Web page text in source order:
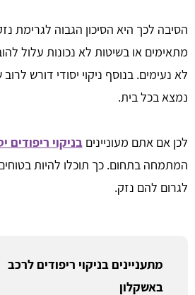
הסיבה לכך היא הסיכון הגבוה לגרימת
מתאימים או בשיטות לא נכונות עלול
לא נעימים. בנוסף ניקוי יסודי דורש
נמצא בכל בית.
לכן אם אתם מעונייניםבניקוי ריפודים
המתמחה בתחום. כך תוכלו להיות
לגרום להם נזק.
מתעניינים בניקוי ריפודים לרכב
באשקלון